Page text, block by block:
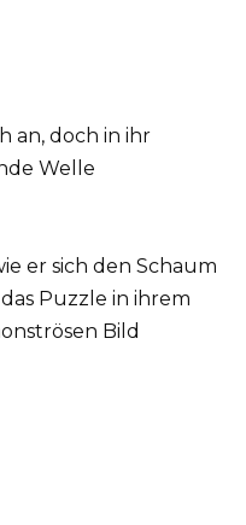
an, doch in ihr
Welle
er sich den Schaum
Puzzle in ihrem
Bild